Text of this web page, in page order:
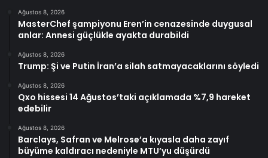
Ağustos 8, 2026
MasterChef şampiyonu Eren’in cenazesinde duygusal
anlar: Annesi güçlükle ayakta durabildi
Ağustos 8, 2026
Trump: Şi ve Putin İran’a silah satmayacaklarını söyledi
Ağustos 8, 2026
Qxo hissesi 14 Ağustos’taki açıklamada %7,9 hareket
edebilir
Ağustos 8, 2026
Barclays, Safran ve Melrose’a kıyasla daha zayıf
büyüme kaldıracı nedeniyle MTU’yu düşürdü